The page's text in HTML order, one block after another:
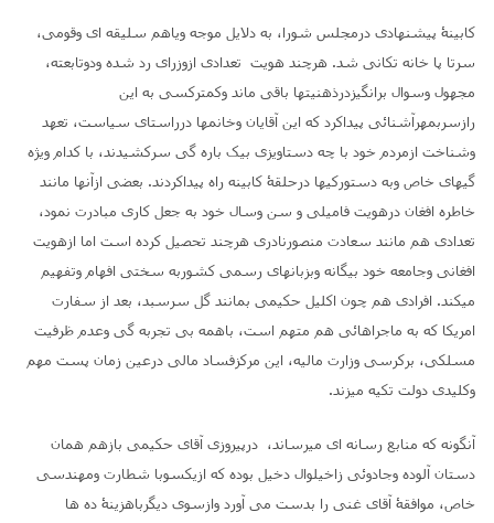
کابینۀ پیشنهادی درمجلس شورا، به دلایل موجه ویاهم سلیقه ای وقومی،
سرتا پا خانه تکانی شد. هرچند هویت تعدادی ازوزرای رد شده ودوتابعته،
مجهول وسوال برانگیزدرذهنیتها باقی ماند وکمترکسی به این
رازسربمهرآشنائی پیداکرد که این آقایان وخانمها درراستای سیاست، تعهد
وشناخت ازمردم خود با چه دستاویزی بیک باره گی سرکشیدند، با کدام ویژه
گیهای خاص وبه دستورکیها درحلقۀ کابینه راه پیداکردند. بعضی ازآنها مانند
خاطره افغان درهویت فامیلی و سن وسال خود به جعل کاری مبادرت نمود،
تعدادی هم مانند سعادت منصورنادری هرچند تحصیل کرده است اما ازهویت
افغانی وجامعه خود بیگانه وبزبانهای رسمی کشوربه سختی افهام وتفهیم
میکند. افرادی هم چون اکلیل حکیمی بمانند گل سرسبد، بعد از سفارت
امریکا که به ماجراهائی هم متهم است، باهمه بی تجربه گی وعدم ظرفیت
مسلکی، برکرسی وزارت مالیه، این مرکزفساد مالی درعین زمان پست مهم
وکلیدی دولت تکیه میزند.
آنگونه که منابع رسانه ای میرساند، درپیروزی آقای حکیمی بازهم همان
دستان آلوده وجادوئی زاخیلوال دخیل بوده که ازیکسوبا شطارت ومهندسی
خاص، موافقۀ آقای غنی را بدست می آورد وازسوی دیگرباهزینۀ ده ها